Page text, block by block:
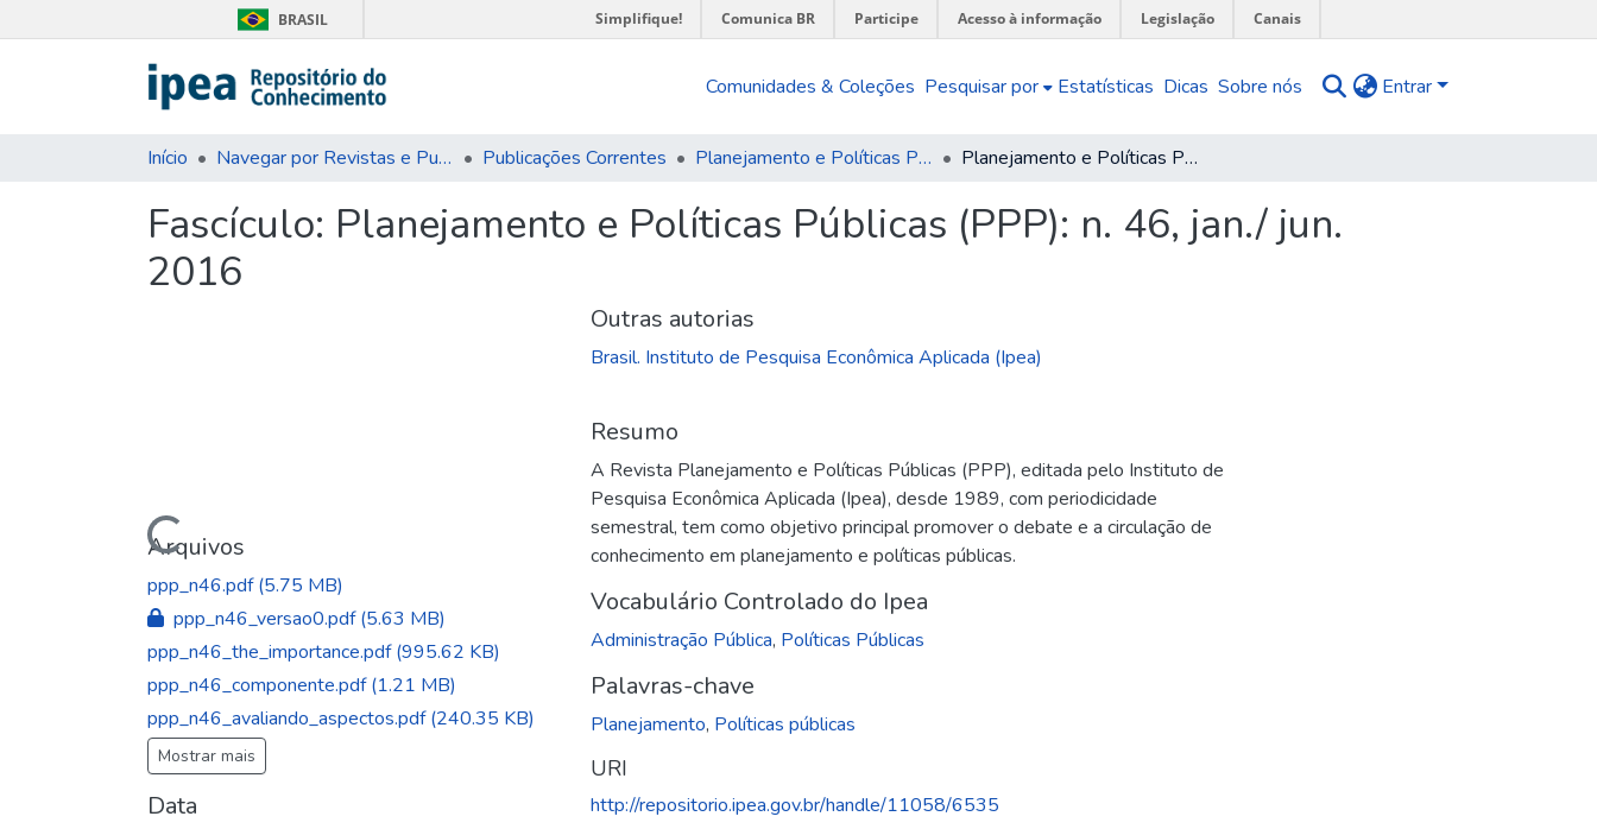
BRASIL Simplifique! Comunica BR Participe Acesso à informação Legislação Canais
Comunidades & Coleções Pesquisar por Estatísticas Dicas Sobre nós Entrar
Início Navegar por Revistas e Publicações Seriadas Publicações Correntes Planejamento e Políticas Públicas (PPP) Planejamento e Políticas Públicas (PPP): n. 46, jan./ jun. 2016
Fascículo: Planejamento e Políticas Públicas (PPP): n. 46, jan./ jun.
2016
Carregando...
Arquivos
ppp_n46.pdf(5.75 MB)
ppp_n46_versao0.pdf(5.63 MB)
ppp_n46_the_importance.pdf(995.62 KB)
ppp_n46_componente.pdf(1.21 MB)
ppp_n46_avaliando_aspectos.pdf(240.35 KB)
Mostrar mais
Data
Outras autorias
Brasil. Instituto de Pesquisa Econômica Aplicada (Ipea)
Resumo
A Revista Planejamento e Políticas Públicas (PPP), editada pelo Instituto de
Pesquisa Econômica Aplicada (Ipea), desde 1989, com periodicidade
semestral, tem como objetivo principal promover o debate e a circulação de
conhecimento em planejamento e políticas públicas.
Vocabulário Controlado do Ipea
Administração Pública, Políticas Públicas
Palavras-chave
Planejamento, Políticas públicas
URI
http://repositorio.ipea.gov.br/handle/11058/6535